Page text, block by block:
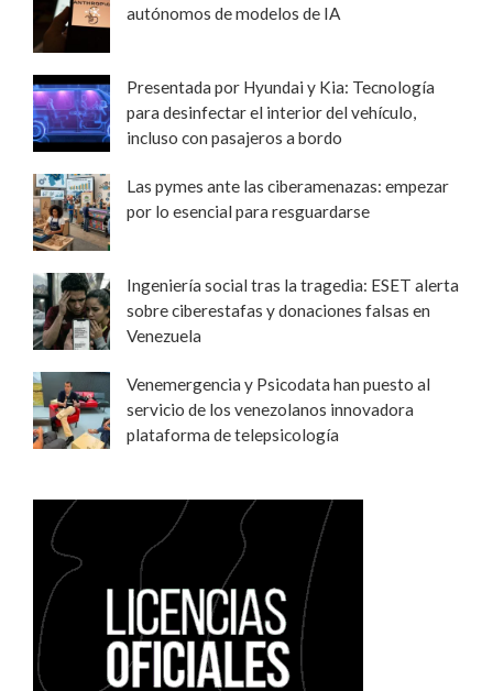
autónomos de modelos de IA
Presentada por Hyundai y Kia: Tecnología
para desinfectar el interior del vehículo,
incluso con pasajeros a bordo
Las pymes ante las ciberamenazas: empezar
por lo esencial para resguardarse
Ingeniería social tras la tragedia: ESET alerta
sobre ciberestafas y donaciones falsas en
Venezuela
Venemergencia y Psicodata han puesto al
servicio de los venezolanos innovadora
plataforma de telepsicología